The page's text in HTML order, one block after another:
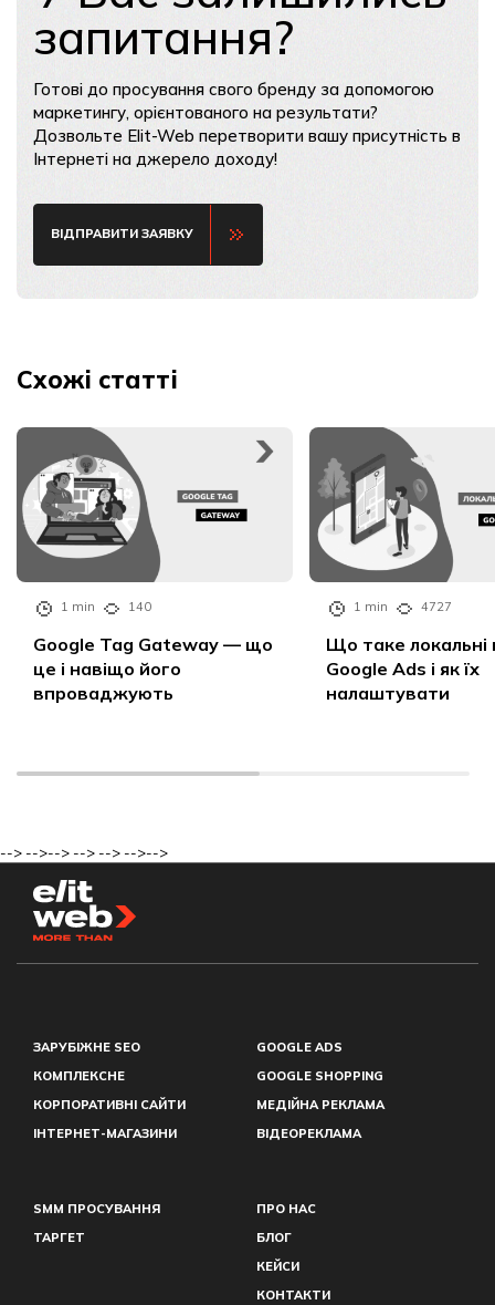
запитання?
Готові до просування свого бренду за допомогою
маркетингу, орієнтованого на результати?
Дозвольте Elit-Web перетворити вашу присутність в
Інтернеті на джерело доходу!
ВІДПРАВИТИ ЗАЯВКУ
Схожі статті
1 min 140
Google Tag Gateway — що
це і навіщо його
впроваджують
1 min 4727
Що таке локальні
Google Ads і як їх
налаштувати
--> -->--> --> --> -->-->
ЗАРУБІЖНЕ SEO
КОМПЛЕКСНЕ
КОРПОРАТИВНІ САЙТИ
ІНТЕРНЕТ-МАГАЗИНИ
GOOGLE ADS
GOOGLE SHOPPING
МЕДІЙНА РЕКЛАМА
ВІДЕОРЕКЛАМА
SMM ПРОСУВАННЯ
ТАРГЕТ
ПРО НАС
БЛОГ
КЕЙСИ
КОНТАКТИ